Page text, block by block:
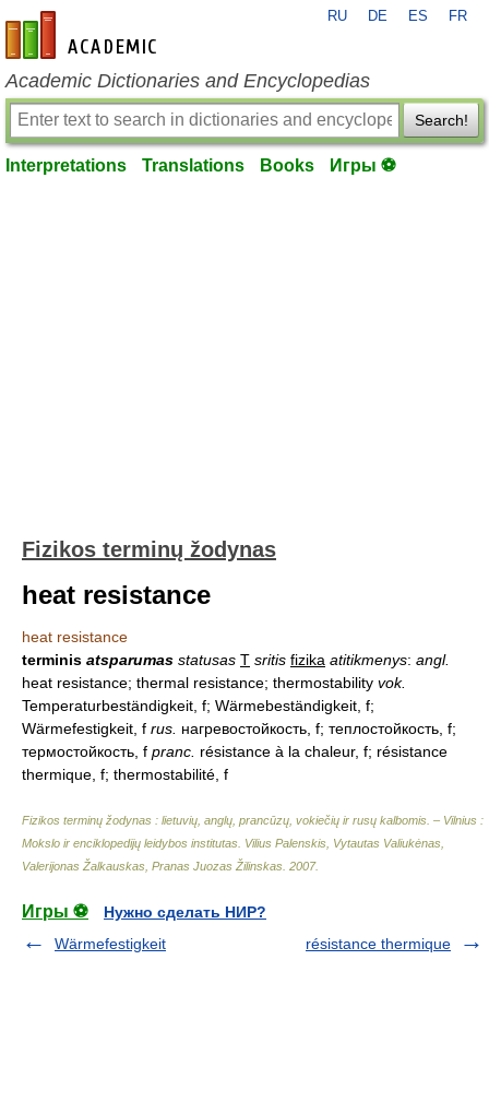
en-academic.com
RU DE ES FR
Academic Dictionaries and Encyclopedias
Search!
Interpretations Translations Books Игры ⚽
Fizikos terminų žodynas
heat resistance
heat resistance
terminis atsparumas statusas T sritis fizika atitikmenys: angl.
heat resistance; thermal resistance; thermostability vok.
Temperaturbeständigkeit, f; Wärmebeständigkeit, f;
Wärmefestigkeit, f rus. нагревостойкость, f; теплостойкость, f;
термостойкость, f pranc. résistance à la chaleur, f; résistance
thermique, f; thermostabilité, f
Fizikos terminų žodynas : lietuvių, anglų, prancūzų, vokiečių ir rusų kalbomis. – Vilnius :
Mokslo ir enciklopedijų leidybos institutas Vilius Palenskis, Vytautas Valiukėnas,
Valerijonas Žalkauskas, Pranas Juozas Žilinskas 2007.
Игры ⚽
Нужно сделать НИР?
Wärmefestigkeit
résistance thermique